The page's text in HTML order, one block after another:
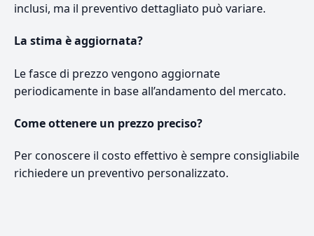
inclusi, ma il preventivo dettagliato può variare.
La stima è aggiornata?
Le fasce di prezzo vengono aggiornate
periodicamente in base all’andamento del mercato.
Come ottenere un prezzo preciso?
Per conoscere il costo effettivo è sempre consigliabile
richiedere un preventivo personalizzato.